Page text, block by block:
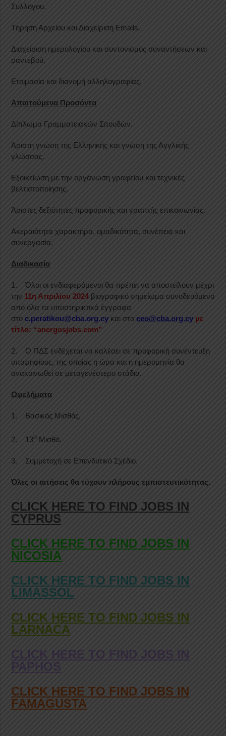
Συλλόγου.
Τήρηση Αρχείου και Διαχείριση Emails.
Διαχείριση ημερολογίου και συντονισμός συναντήσεων και
ραντεβού.
Ετοιμασία και διανομή αλληλογραφίας.
Απαιτούμενα Προσόντα
Δίπλωμα Γραμματειακών Σπουδών.
Άριστη γνώση της Ελληνικής και γνώση της Αγγλικής
γλώσσας.
Εξοικείωση με την οργάνωση γραφείου και τεχνικές
βελτιστοποίησης.
Άριστες δεξιότητες προφορικής και γραπτής επικοινωνίας.
Ακεραιότητα χαρακτήρα, ομαδικότητα, συνέπεια και
συνεργασία.
Διαδικασία
1. Όλοι οι ενδιαφερόμενοι θα πρέπει να αποστείλουν μέχρι
την 11η Απριλίου 2024 βιογραφικό σημείωμα συνοδευόμενο
από όλα τα υποστηρικτικά έγγραφα
στοc.peratikou@cba.org.cy και στοceo@cba.org.cy με
τίτλο: “anergosjobs.com”
2. Ο ΠΔΣ ενδέχεται να καλέσει σε προφορική συνέντευξη
υποψηφίους, της οποίας η ώρα και η ημερομηνία θα
ανακοινωθεί σε μεταγενέστερο στάδιο.
Ωφελήματα
1. Βασικός Μισθός.
2. 13ο Μισθό.
3. Συμμετοχή σε Επενδυτικό Σχέδιο.
Όλες οι αιτήσεις θα τύχουν πλήρους εμπιστευτικότητας.
CLICK HERE TO FIND JOBS IN
CYPRUS
CLICK HERE TO FIND JOBS IN
NICOSIA
CLICK HERE TO FIND JOBS IN
LIMASSOL
CLICK HERE TO FIND JOBS IN
LARNACA
CLICK HERE TO FIND JOBS IN
PAPHOS
CLICK HERE TO FIND JOBS IN
FAMAGUSTA